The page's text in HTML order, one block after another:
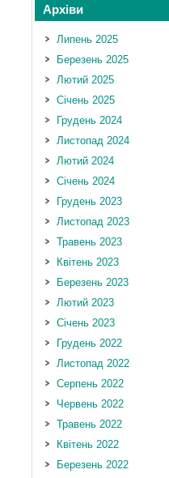
Архіви
Липень 2025
Березень 2025
Лютий 2025
Січень 2025
Грудень 2024
Листопад 2024
Лютий 2024
Січень 2024
Грудень 2023
Листопад 2023
Травень 2023
Квітень 2023
Березень 2023
Лютий 2023
Січень 2023
Грудень 2022
Листопад 2022
Серпень 2022
Червень 2022
Травень 2022
Квітень 2022
Березень 2022